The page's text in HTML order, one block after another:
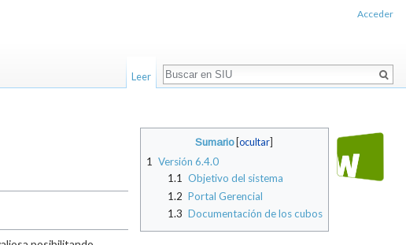
Sumario[ ocultar]
1 Versión 6.4.0
1.1 Objetivo del sistema
1.2 Portal Gerencial
1.3 Documentación de los cubos
Acceder
Leer
Buscar